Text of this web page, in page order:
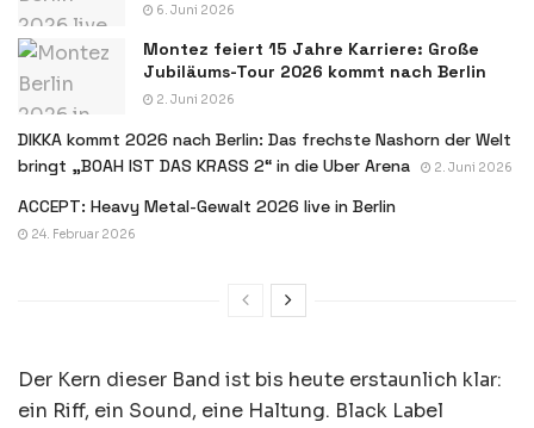
6. Juni 2026
Montez feiert 15 Jahre Karriere: Große
Jubiläums-Tour 2026 kommt nach Berlin
2. Juni 2026
DIKKA kommt 2026 nach Berlin: Das frechste Nashorn der Welt
bringt „BOAH IST DAS KRASS 2“ in die Uber Arena
2. Juni 2026
ACCEPT: Heavy Metal-Gewalt 2026 live in Berlin
24. Februar 2026
Der Kern dieser Band ist bis heute erstaunlich klar:
ein Riff, ein Sound, eine Haltung. Black Label